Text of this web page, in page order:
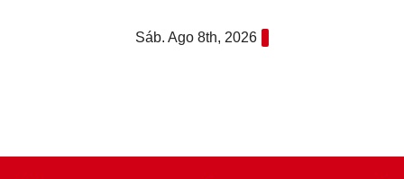
Sáb. Ago 8th, 2026